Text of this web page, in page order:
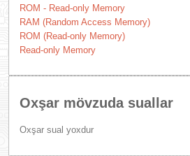
ROM - Read-only Memory
RAM (Random Access Memory)
ROM (Read-only Memory)
Read-only Memory
Oxşar mövzuda suallar
Oxşar sual yoxdur